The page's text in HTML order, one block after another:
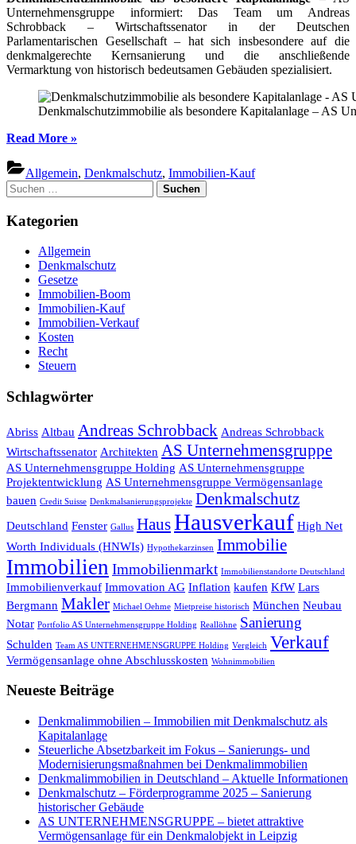
Unternehmensgruppe informiert: Das Team um Andreas
Schrobback – Wirtschaftssenator in der Deutschen
Parlamentarischen Gesellschaft – hat sich insbesondere auf die
denkmalgerechte Kernsanierung und die anschließende
Vermarktung von historisch bedeutsamen Gebäuden spezialisiert.
Denkmalschutzimmobilie als besondere Kapitalanlage – AS
Read More“Denkmalschutzimmobilie
besondere
Kapitalanlage
–
Unternehmensgruppe
»
Allgemein, Denkmalschutz, Immobilien-Kauf
Suchen
nach:
Kategorien
Allgemein
Denkmalschutz
Gesetze
Immobilien-Boom
Immobilien-Kauf
Immobilien-Verkauf
Kosten
Recht
Steuern
Schlagwörter
Abriss Altbau Andreas Schrobback Andreas Schrobback
Wirtschaftssenator Architekten AS Unternehmensgruppe
AS Unternehmensgruppe Holding AS Unternehmensgruppe
Projektentwicklung AS Unternehmensgruppe Vermögensanlage
bauen Credit Suisse Denkmalsanierungsprojekte Denkmalschutz
Deutschland Fenster Gallus HausHausverkauf High Net
Worth Individuals (HNWIs) Hypothekarzinsen Immobilie
Immobilien Immobilienmarkt Immobilienstandorte Deutschland
Immobilienverkauf Immovation AG Inflation kaufen KfW Lars
Bergmann Makler Michael Oehme Mietpreise historisch München Neubau
Notar Portfolio AS Unternehmensgruppe Holding Reallöhne Sanierung
Schulden Team AS UNTERNEHMENSGRUPPE Holding Vergleich Verkauf
Vermögensanlage ohne Abschlusskosten Wohnimmobilien
Neueste Beiträge
Denkmalimmobilien – Immobilien mit Denkmalschutz als
Kapitalanlage
Steuerliche Absetzbarkeit im Fokus – Sanierungs- und
Modernisierungsmaßnahmen bei Denkmalimmobilien
Denkmalimmobilien in Deutschland – Aktuelle Informationen
Denkmalschutz – Förderprogramme 2025 – Sanierung
historischer Gebäude
AS UNTERNEHMENSGRUPPE – bietet attraktive
Vermögensanlage für ein Denkmalobjekt in Leipzig